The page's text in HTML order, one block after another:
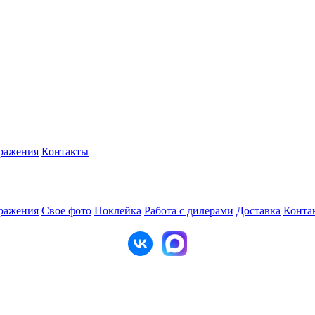
Контакты
Свое фото Поклейка Работа с дилерами Доставка